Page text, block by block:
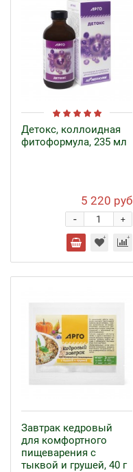
Детокс, коллоидная
фитоформула, 235 мл
5 220 руб
+
-
Завтрак кедровый
для комфортного
пищеварения с
тыквой и грушей, 40 г